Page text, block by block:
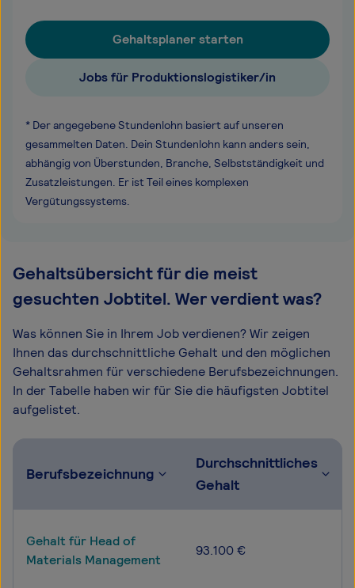
Gehaltsplaner starten
Jobs für Produktionslogistiker/in
* Der angegebene Stundenlohn basiert auf unseren
gesammelten Daten. Dein Stundenlohn kann anders sein,
abhängig von Überstunden, Branche, Selbstständigkeit und
Zusatzleistungen. Er ist Teil eines komplexen
Vergütungssystems.
Gehaltsübersicht für die meist
gesuchten Jobtitel. Wer verdient was?
Was können Sie in Ihrem Job verdienen? Wir zeigen
Ihnen das durchschnittliche Gehalt und den möglichen
Gehaltsrahmen für verschiedene Berufsbezeichnungen.
In der Tabelle haben wir für Sie die häufigsten Jobtitel
aufgelistet.
Berufsbezeichnung
Durchschnittliches
Gehalt
Gehalt für Head of
Materials Management
93.100 €